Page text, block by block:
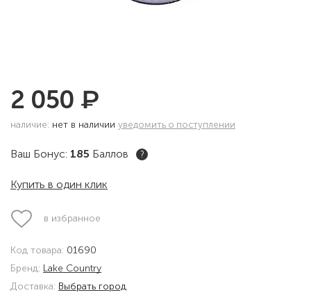
2 050 ₽
наличие: нет в наличии уведомить о поступлении
Ваш Бонус: 185 Баллов ?
Купить в один клик
в избранное
Код товара: 01690
Бренд: Lake Country
Доставка: Выбрать город